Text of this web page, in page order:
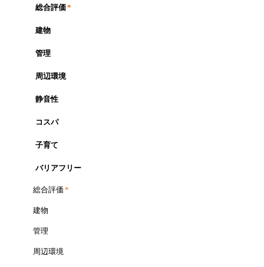
総合評価*
建物
管理
周辺環境
静音性
コスパ
子育て
バリアフリー
総合評価 *
建物
管理
周辺環境